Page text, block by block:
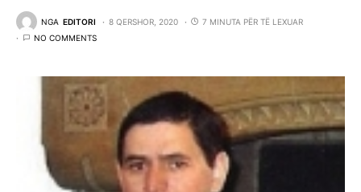
NGA EDITORI 8 QERSHOR, 2020
7 MINUTA PËR TË LEXUAR
NO COMMENTS